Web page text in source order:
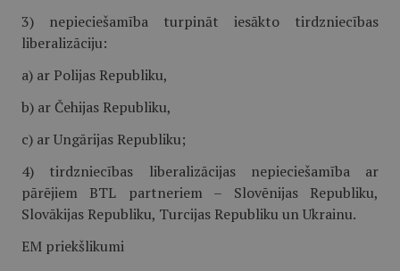
3) nepieciešamība turpināt iesākto tirdzniecības
liberalizāciju:
a) ar Polijas Republiku,
b) ar Čehijas Republiku,
c) ar Ungārijas Republiku;
4) tirdzniecības liberalizācijas nepieciešamība ar
pārējiem BTL partneriem – Slovēnijas Republiku,
Slovākijas Republiku, Turcijas Republiku un Ukrainu.
EM priekšlikumi